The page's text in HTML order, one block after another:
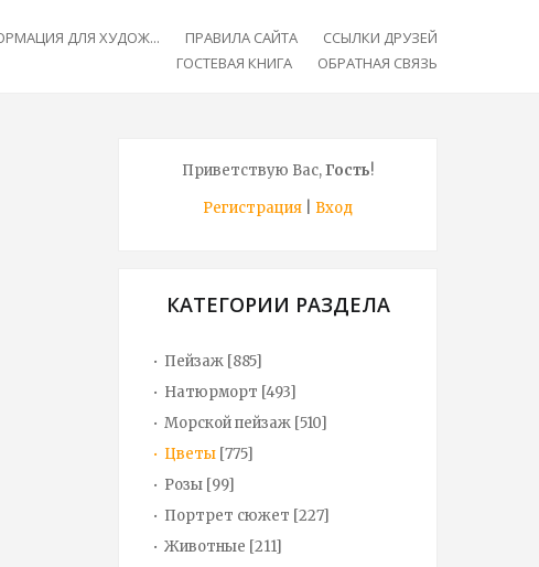
ДЛЯ ХУДОЖ... ПРАВИЛА САЙТА
ССЫЛКИ ДРУЗЕЙ
ГОСТЕВАЯ КНИГА
ОБРАТНАЯ СВЯЗЬ
Приветствую Вас,Гость!
Регистрация
Вход
КАТЕГОРИИ РАЗДЕЛА
Пейзаж [885]
Натюрморт [493]
Морской пейзаж [510]
Цветы [775]
Розы [99]
Портрет сюжет [227]
Животные [211]